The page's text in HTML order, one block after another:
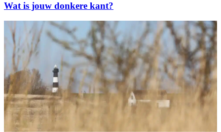
Wat is jouw donkere kant?